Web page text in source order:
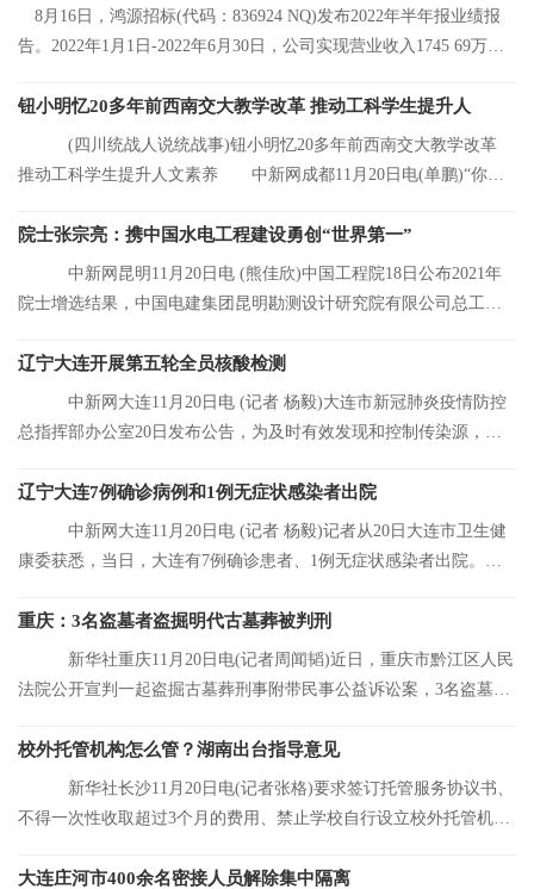
8月16日，鸿源招标(代码：836924 NQ)发布2022年半年报业绩报
告。2022年1月1日-2022年6月30日，公司实现营业收入1745 69万
钮小明忆20多年前西南交大教学改革 推动工科学生提升人
(四川统战人说统战事)钮小明忆20多年前西南交大教学改革
推动工科学生提升人文素养 中新网成都11月20日电(单鹏)“你们
院士张宗亮：携中国水电工程建设勇创“世界第一”
中新网昆明11月20日电 (熊佳欣)中国工程院18日公布2021年
院士增选结果，中国电建集团昆明勘测设计研究院有限公司总工程
辽宁大连开展第五轮全员核酸检测
中新网大连11月20日电 (记者 杨毅)大连市新冠肺炎疫情防控
总指挥部办公室20日发布公告，为及时有效发现和控制传染源，结
辽宁大连7例确诊病例和1例无症状感染者出院
中新网大连11月20日电 (记者 杨毅)记者从20日大连市卫生健
康委获悉，当日，大连有7例确诊患者、1例无症状感染者出院。目
重庆：3名盗墓者盗掘明代古墓葬被判刑
新华社重庆11月20日电(记者周闻韬)近日，重庆市黔江区人民
法院公开宣判一起盗掘古墓葬刑事附带民事公益诉讼案，3名盗墓者
校外托管机构怎么管？湖南出台指导意见
新华社长沙11月20日电(记者张格)要求签订托管服务协议书、
不得一次性收取超过3个月的费用、禁止学校自行设立校外托管机
大连庄河市400余名密接人员解除集中隔离